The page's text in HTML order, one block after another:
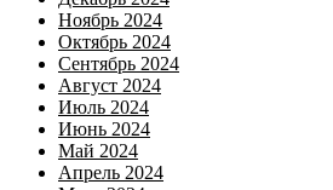
Ноябрь 2024
Октябрь 2024
Сентябрь 2024
Август 2024
Июль 2024
Июнь 2024
Май 2024
Апрель 2024